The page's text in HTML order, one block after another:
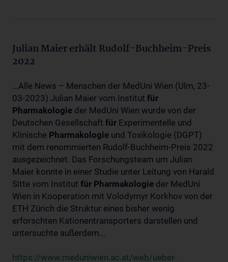
Julian Maier erhält Rudolf-Buchheim-Preis
2022
...Alle News – Menschen der MedUni Wien (Ulm, 23-
03-2023) Julian Maier vom Institut für
Pharmakologie der MedUni Wien wurde von der
Deutschen Gesellschaft für Experimentelle und
Klinische Pharmakologie und Toxikologie (DGPT)
mit dem renommierten Rudolf-Buchheim-Preis 2022
ausgezeichnet. Das Forschungsteam um Julian
Maier konnte in einer Studie unter Leitung von Harald
Sitte vom Institut für Pharmakologie der MedUni
Wien in Kooperation mit Volodymyr Korkhov von der
ETH Zürich die Struktur eines bisher wenig
erforschten Kationentransporters darstellen und
untersuchte außerdem...
https://www.meduniwien.ac.at/web/ueber-